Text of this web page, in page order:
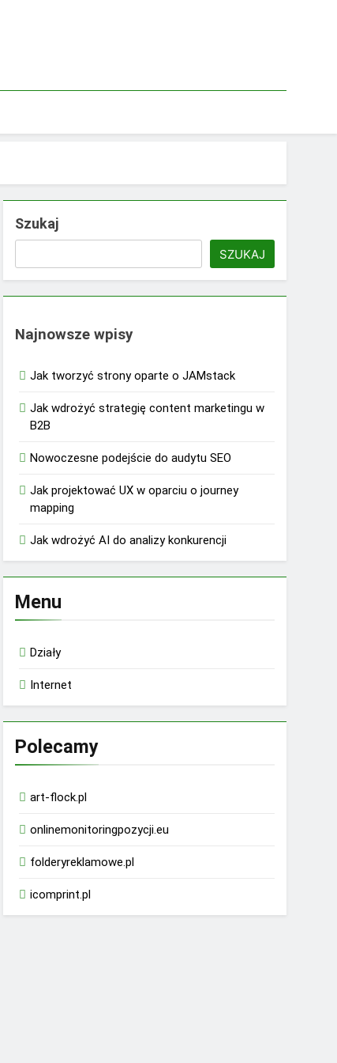
Szukaj
SZUKAJ
Najnowsze wpisy
Jak tworzyć strony oparte o JAMstack
Jak wdrożyć strategię content marketingu w
B2B
Nowoczesne podejście do audytu SEO
Jak projektować UX w oparciu o journey
mapping
Jak wdrożyć AI do analizy konkurencji
Menu
Działy
Internet
Polecamy
art-flock.pl
onlinemonitoringpozycji.eu
folderyreklamowe.pl
icomprint.pl